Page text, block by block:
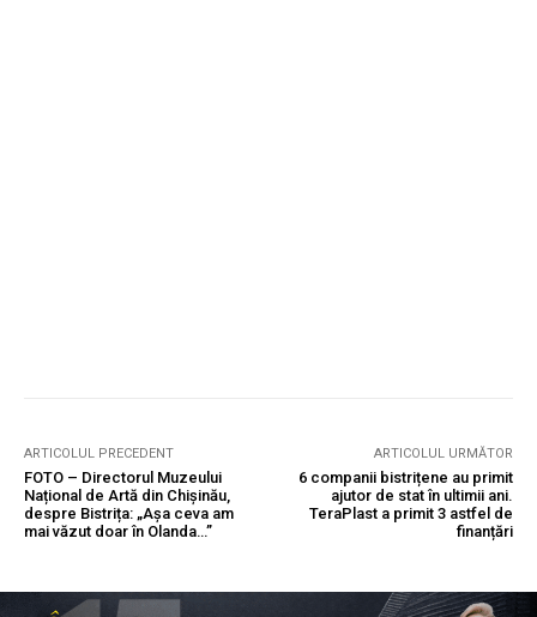
ARTICOLUL PRECEDENT
FOTO – Directorul Muzeului
Național de Artă din Chișinău,
despre Bistrița: „Așa ceva am
mai văzut doar în Olanda…”
ARTICOLUL URMĂTOR
6 companii bistrițene au primit
ajutor de stat în ultimii ani.
TeraPlast a primit 3 astfel de
finanțări